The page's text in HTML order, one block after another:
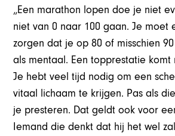
„Een marathon lopen doe je niet
niet van 0 naar 100 gaan. Je moet
zorgen dat je op 80 of misschien
als mentaal. Een topprestatie komt
Je hebt veel tijd nodig om een
vitaal lichaam te krijgen. Pas als
je presteren. Dat geldt ook voor
Iemand die denkt dat hij het wel